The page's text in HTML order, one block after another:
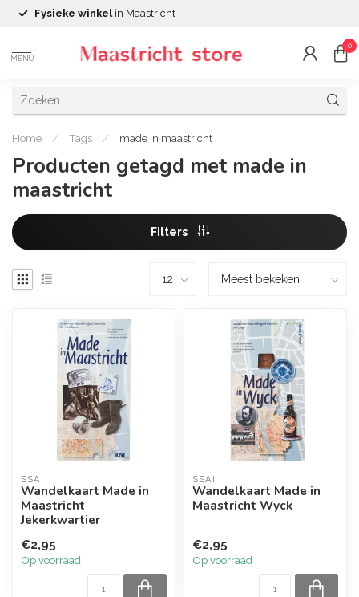
Fysieke winkel in Maastricht
MENU
0
Home / Tags / made in maastricht
Producten getagd met made in
maastricht
Filters
SSAI
Wandelkaart Made in
Maastricht
Jekerkwartier
€2,95
Op voorraad
SSAI
Wandelkaart Made in
Maastricht Wyck
€2,95
Op voorraad